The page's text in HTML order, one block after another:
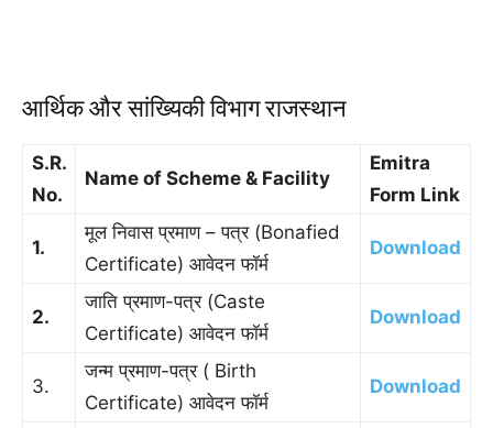
आर्थिक और सांख्यिकी विभाग राजस्थान
S.R.
No.
Name of Scheme & Facility
Emitra
Form Link
1.
मूल निवास प्रमाण – पत्र (Bonafied
Certificate) आवेदन फॉर्म
Download
2.
जाति प्रमाण-पत्र (Caste
Certificate) आवेदन फॉर्म
Download
3.
जन्म प्रमाण-पत्र ( Birth
Certificate) आवेदन फॉर्म
Download